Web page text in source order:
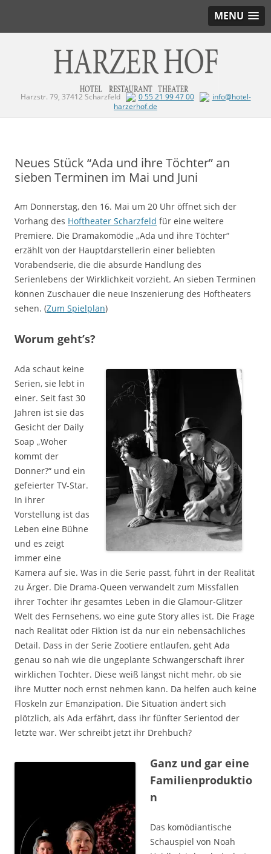
MENU
Harzstr. 79, 37412 Scharzfeld 0 55 21 99 47 00
info@hotel-
harzerhof.de
Neues Stück “Ada und ihre Töchter” an
sieben Terminen im Mai und Juni
Am Donnerstag, den 16. Mai um 20 Uhr öffnet sich der
Vorhang des Hoftheater Scharzfeld für eine weitere
Premiere. Die Dramakomödie „Ada und ihre Töchter“
erzählt von der Hauptdarstellerin einer beliebten
Vorabendserie, die die absurde Handlung des
Serienlebens der Wirklichkeit vorzieht. An sieben Terminen
können Zuschauer die neue Inszenierung des Hoftheaters
sehen. (Zum Spielplan)
Worum geht’s?
Ada schaut keine
Serien, sie lebt in
einer. Seit fast 30
Jahren ist sie das
Gesicht der Daily
Soap „Woher
kommt der
Donner?“ und ein
gefeierter TV-Star.
In ihrer
Vorstellung ist das
Leben eine Bühne
und es zeigt
immer eine
Kamera auf sie. Was in die Serie passt, führt in der Realität
zu Ärger. Die Drama-Queen verwandelt zum Missfallen
ihrer Tochter ihr gesamtes Leben in die Glamour-Glitzer
Welt des Fernsehens, wo eine gute Story alles ist. Die Frage
nach Realität oder Fiktion ist da nur ein nebensächliches
Detail. Dass in der Serie Zootiere entlaufen, geht Ada
genau so nah wie die ungeplante Schwangerschaft ihrer
wirklichen Tochter. Diese weiß längst nicht mehr, ob sie
ihre Mutter noch ernst nehmen kann. Da helfen auch keine
Floskeln zur Emanzipation. Die Situation ändert sich
plötzlich, als Ada erfährt, dass ihr fünfter Serientod der
letzte war. Wer schreibt jetzt ihr Drehbuch?
Ganz und gar eine
Familienproduktio
n
Das komödiantische
Schauspiel von Noah